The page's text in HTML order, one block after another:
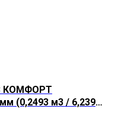
КОМФОРТ
(0,2493 м3 / 6,2390